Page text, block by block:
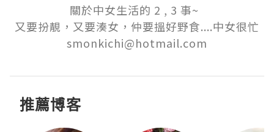
關於中女生活的 2 , 3 事~
又要扮靚，又要湊女，仲要搵好野食....中女很忙
smonkichi@hotmail.com
推薦博客